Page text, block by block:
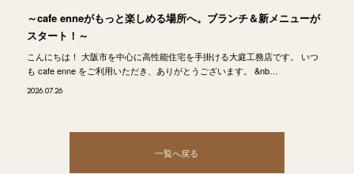
～cafe enneがもっと楽しめる場所へ。ブランチ＆新メニューが
スタート！～
こんにちは！ 大阪市を中心に高性能住宅を手掛ける大庭工務店です。 いつ
も cafe enne をご利用いただき、ありがとうございます。 &nb…
2026.07.26
一覧へ戻る